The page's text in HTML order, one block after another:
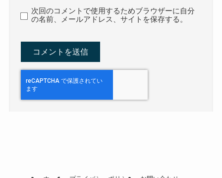
次回のコメントで使用するためブラウザーに自分
の名前、メールアドレス、サイトを保存する。